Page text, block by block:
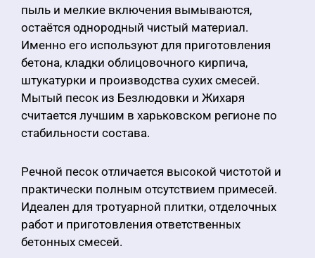
пыль и мелкие включения вымываются,
остаётся однородный чистый материал.
Именно его используют для приготовления
бетона, кладки облицовочного кирпича,
штукатурки и производства сухих смесей.
Мытый песок из Безлюдовки и Жихаря
считается лучшим в харьковском регионе по
стабильности состава.
Речной песок отличается высокой чистотой и
практически полным отсутствием примесей.
Идеален для тротуарной плитки, отделочных
работ и приготовления ответственных
бетонных смесей.